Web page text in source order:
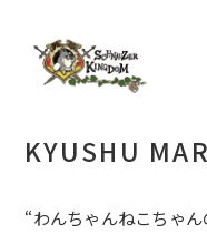
KYUSHU
“わんちゃんねこちゃ